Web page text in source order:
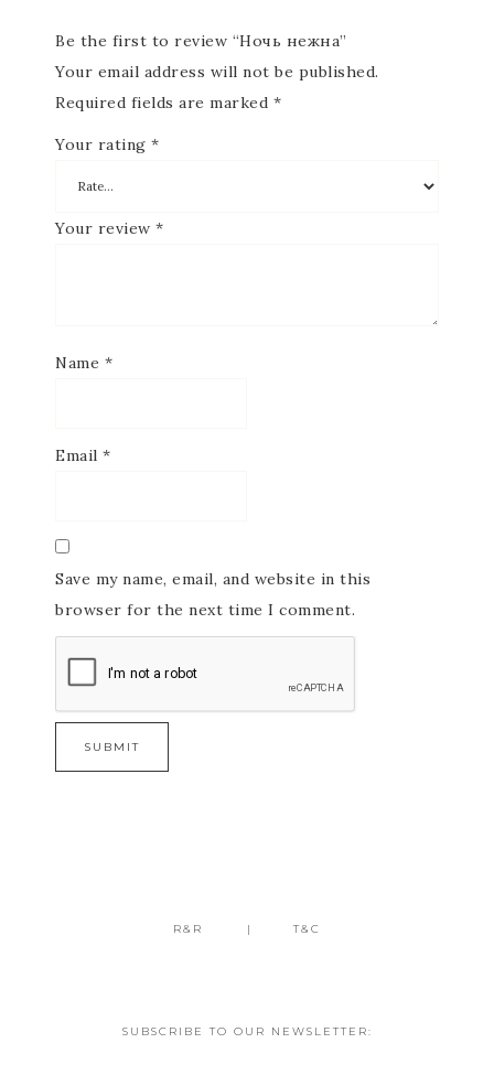
Be the first to review “Ночь нежна”
Your email address will not be published.
Required fields are marked *
Your rating *
Your review *
Name *
Email *
Save my name, email, and website in this
browser for the next time I comment.
R&R T&C
SUBSCRIBE TO OUR NEWSLETTER: